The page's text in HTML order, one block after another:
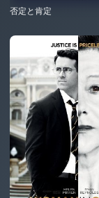
否定と肯定